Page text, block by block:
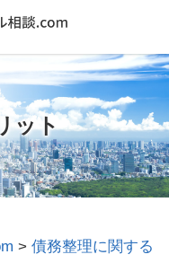
ット
> 債務整理に関する